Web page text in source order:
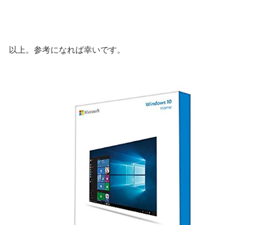
以上。参考になれば幸いです。